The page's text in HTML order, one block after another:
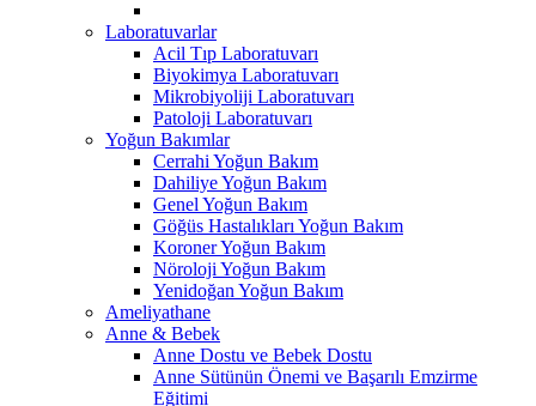
Laboratuvarlar
Acil Tıp Laboratuvarı
Biyokimya Laboratuvarı
Mikrobiyoliji Laboratuvarı
Patoloji Laboratuvarı
Yoğun Bakımlar
Cerrahi Yoğun Bakım
Dahiliye Yoğun Bakım
Genel Yoğun Bakım
Göğüs Hastalıkları Yoğun Bakım
Koroner Yoğun Bakım
Nöroloji Yoğun Bakım
Yenidoğan Yoğun Bakım
Ameliyathane
Anne & Bebek
Anne Dostu ve Bebek Dostu
Anne Sütünün Önemi ve Başarılı Emzirme
Eğitimi